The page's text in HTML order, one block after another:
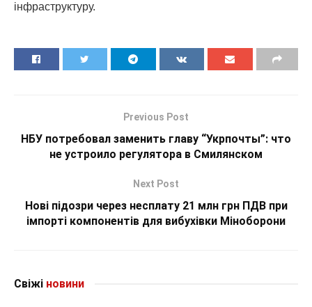
інфраструктуру.
Previous Post
НБУ потребовал заменить главу “Укрпочты”: что
не устроило регулятора в Смилянском
Next Post
Нові підозри через несплату 21 млн грн ПДВ при
імпорті компонентів для вибухівки Міноборони
Свіжі новини